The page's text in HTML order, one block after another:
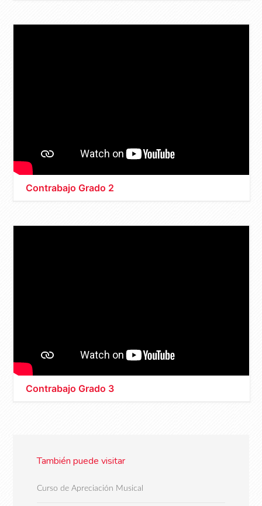
Contrabajo Grado 2
Contrabajo Grado 3
También puede visitar
Curso de Apreciación Musical